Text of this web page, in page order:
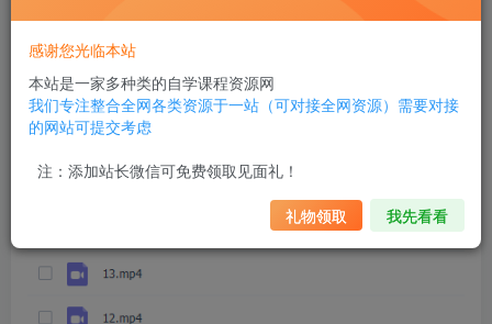
感谢您光临本站
本站是一家多种类的自学课程资源网
我们专注整合全网各类资源于一站（可对接全网资源）需要对接
的网站可提交考虑
注：添加站长微信可免费领取见面礼！
礼物领取 我先看看